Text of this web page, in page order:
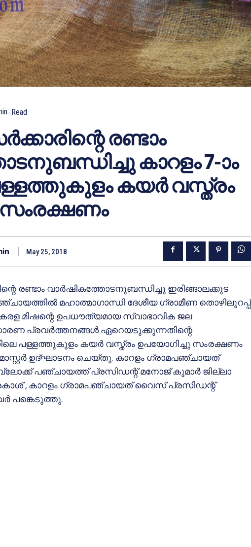
Read
രണ്ടാം
കാറളം 7-ാം
കയര്‍ വസ്ത്രം
May 25, 2018
രണ്ടാം വാര്‍ഷികത്തോടനുബന്ധിച്ചു ഇരിങ്ങാലക്കുട
മഹാത്മാഗാന്ധി ദേശീയ ഗ്രാമീണ തൊഴിലുറപ്പ്
മിഷന്റെ ഉപധൗത്യമായ സ്വാഭാവിക ജല
പ്രവര്‍ത്തനങ്ങള്‍ ഏറെയടുക്കുന്നതിന്റെ
പള്ളത്തുകുളം കയര്‍ വസ്ത്രം ഉപയോഗിച്ചു സംരക്ഷണം
ഉദ്ഘാടനം ചെയ്തു. കാറളം ഗ്രാമപഞ്ചായത്
പഞ്ചായത്ത് പ്രസിഡന്റ് മനോജ് കുമാര്‍ ജില്ലാ
, കാറളം ഗ്രാമപഞ്ചായത് വൈസ് പ്രസിഡന്റ്
പങ്കെടുത്തു.